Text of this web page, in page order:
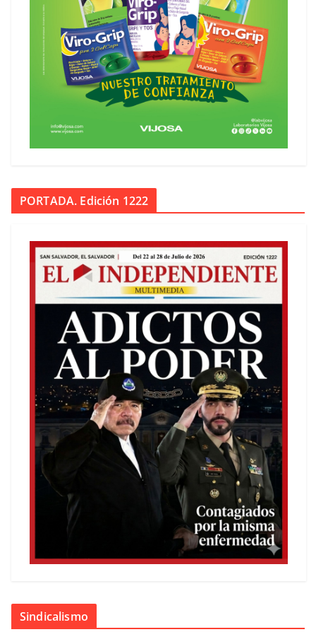
PORTADA. Edición 1222
Sindicalismo